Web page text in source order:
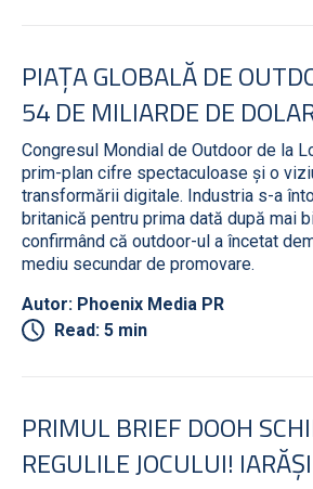
PIAȚA GLOBALĂ DE
54 DE MILIARDE DE
Congresul Mondial de Outdoor de la
prim-plan cifre spectaculoase și o
transformării digitale. Industria s-a
britanică pentru prima dată după mai
confirmând că outdoor-ul a încetat
mediu secundar de promovare.
Autor: Phoenix Media PR
Read: 5 min
PRIMUL BRIEF DOOH
REGULILE JOCULUI!